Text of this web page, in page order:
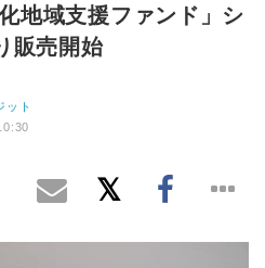
地域支援ファンド」シ
販売開始
ット